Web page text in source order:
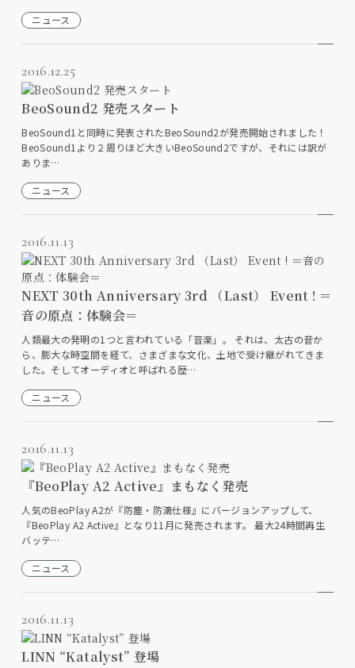
ニュース
2016.12.25
BeoSound2 発売スタート
BeoSound1と同時に発表されたBeoSound2が発売開始されました！
BeoSound1より２周りほど大きいBeoSound2ですが、それには訳が
ありま…
ニュース
2016.11.13
NEXT 30th Anniversary 3rd （Last） Event ! ＝
音の原点：体験会＝
人類最大の発明の1つと言われている「音楽」。 それは、太古の昔か
ら、膨大な時空間を経て、さまざまな文化、土地で受け継がれてきま
した。そしてオーディオと呼ばれる歴…
ニュース
2016.11.13
『BeoPlay A2 Active』まもなく発売
人気のBeoPlay A2が『防塵・防滴仕様』にバージョンアップして、
『BeoPlay A2 Active』となり11月に発売されます。 最大24時間再生
バッテ…
ニュース
2016.11.13
LINN “Katalyst” 登場